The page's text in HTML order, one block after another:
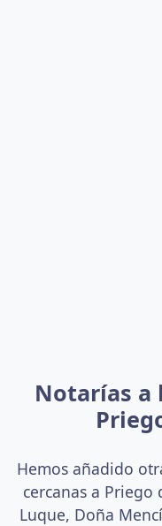
Notarías a
Hemos añadido
cercanas a Priego
Luque, Doña